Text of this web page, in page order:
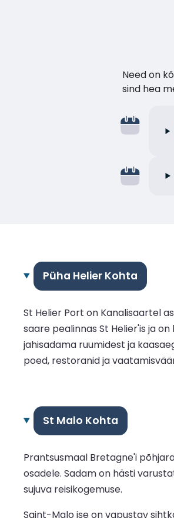
Need on
sind hea
Püha Helier Kohta
St Helier Port on Kanalisaartel
saare pealinnas St Helier'is ja
jahisadama ruumidest ja
poed, restoranid ja
St Malo Kohta
Prantsusmaal Bretagne'i
osadele. Sadam on hästi
sujuva reisikogemuse.
Saint-Malo ise on vapustav